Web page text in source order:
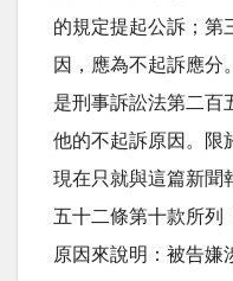
的規定提起公訴；第
因，應為不起訴應分
是刑事訴訟法第二百
他的不起訴原因。限
現在只就與這篇新聞
五十二條第十款所列
原因來說明：被告嫌